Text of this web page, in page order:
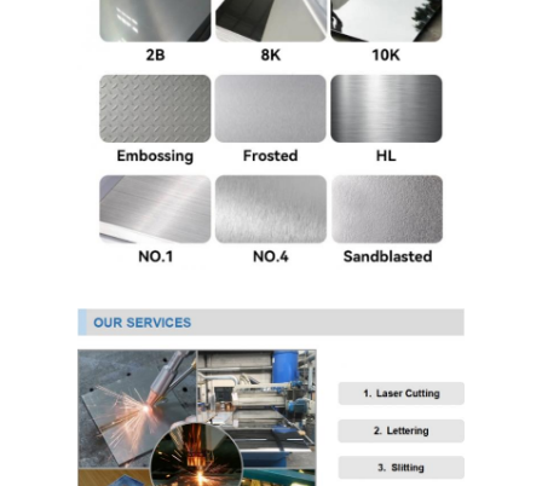
Fogli di acciaio inossidabile 304
Tubo di acciaio inossidabile 304
Fogli di acciaio inossidabile 316L
Tubo in acciaio inossidabile 316L
2205 lamiera di acciaio inossidabile
tubi di acciaio inossidabile decorativi
barra di acciaio inossidabile
Materiale di alluminio